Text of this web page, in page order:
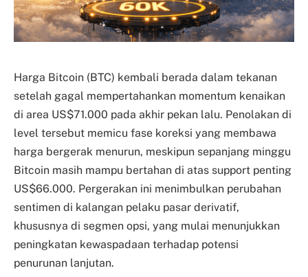
Harga Bitcoin (BTC) kembali berada dalam tekanan
setelah gagal mempertahankan momentum kenaikan
di area US$71.000 pada akhir pekan lalu. Penolakan di
level tersebut memicu fase koreksi yang membawa
harga bergerak menurun, meskipun sepanjang minggu
Bitcoin masih mampu bertahan di atas support penting
US$66.000. Pergerakan ini menimbulkan perubahan
sentimen di kalangan pelaku pasar derivatif,
khususnya di segmen opsi, yang mulai menunjukkan
peningkatan kewaspadaan terhadap potensi
penurunan lanjutan.